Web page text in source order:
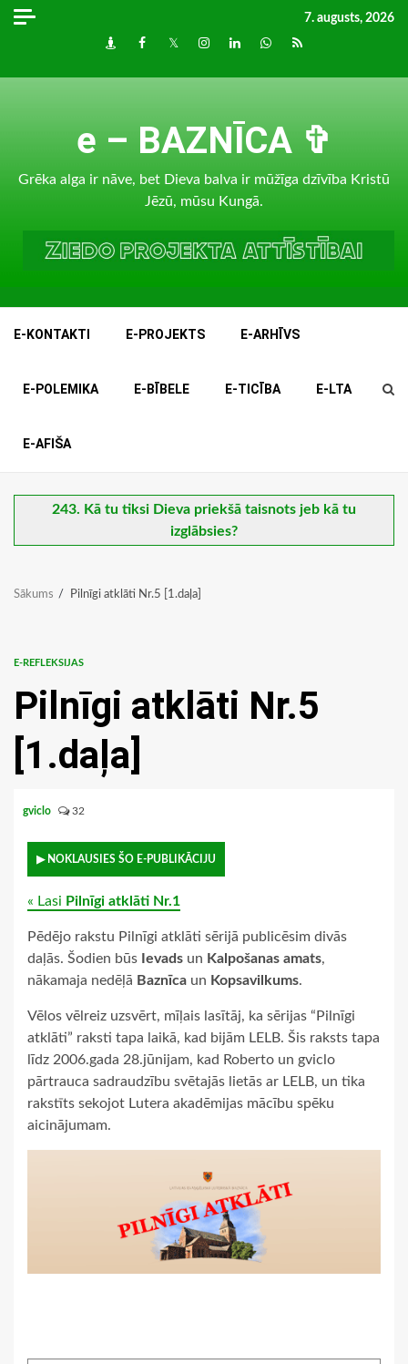
Skip
7. augusts, 2026
DraugiemFacebook
TwitterInstagram
LinkedInwhatsapp
RSS
e – BAZNĪCA ✞
Grēka alga ir nāve, bet Dieva balva ir mūžīga dzīvība Kristū
Jēzū, mūsu Kungā.
E-KONTAKTI E-PROJEKTS E-ARHĪVS
E-POLEMIKA E-BĪBELE E-TICĪBA E-LTA
E-AFIŠA
243. Kā tu tiksi Dieva priekšā taisnots jeb kā tu
izglābsies?
Sākums Pilnīgi atklāti Nr.5 [1.daļa]
E-REFLEKSIJAS
Pilnīgi atklāti Nr.5
[1.daļa]
gviclo 32
▶ NOKLAUSIES ŠO E-PUBLIKĀCIJU
« Lasi Pilnīgi atklāti Nr.1
Pēdējo rakstu Pilnīgi atklāti sērijā publicēsim divās
daļās. Šodien būs Ievads un Kalpošanas amats,
nākamaja nedēļā Baznīca un Kopsavilkums.
Vēlos vēlreiz uzsvērt, mīļais lasītāj, ka sērijas “Pilnīgi
atklāti” raksti tapa laikā, kad bijām LELB. Šis raksts tapa
līdz 2006.gada 28.jūnijam, kad Roberto un gviclo
pārtrauca sadraudzību svētajās lietās ar LELB, un tika
rakstīts sekojot Lutera akadēmijas mācību spēku
aicinājumam.